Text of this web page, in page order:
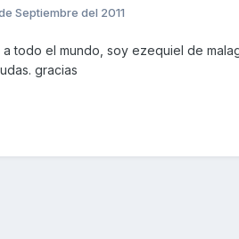
Septiembre del 2011
todo el mundo, soy ezequiel de
gracias